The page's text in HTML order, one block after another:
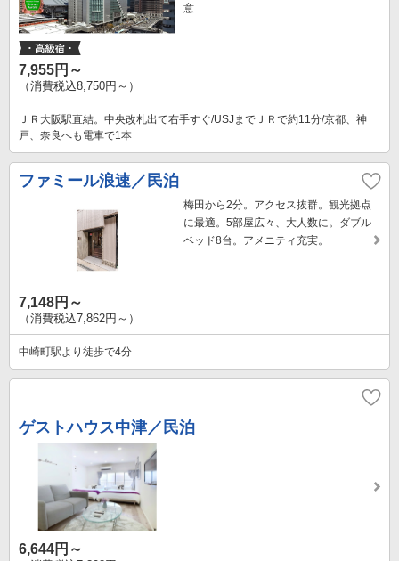
意
7,955円～
（消費税込8,750円～）
ＪＲ大阪駅直結。中央改札出て右手すぐ/USJまでＪＲで約11分/京都、神
戸、奈良へも電車で1本
ファミール浪速／民泊
梅田から2分。アクセス抜群。観光拠点
に最適。5部屋広々、大人数に。ダブル
ベッド8台。アメニティ充実。
7,148円～
（消費税込7,862円～）
中崎町駅より徒歩で4分
ゲストハウス中津／民泊
6,644円～